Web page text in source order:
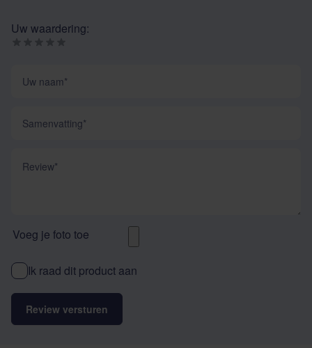
Uw waardering:
Voeg je foto toe
Ik raad dit product aan
Review versturen